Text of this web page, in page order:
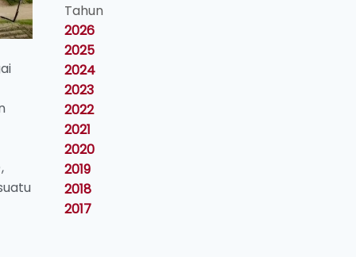
Tahun
2026
2025
2024
2023
2022
2021
2020
2019
2018
2017